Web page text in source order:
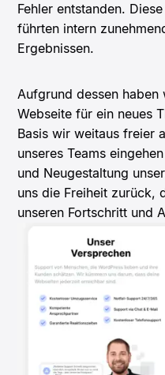
Fehler entstanden.
führten intern
Ergebnissen.
Aufgrund dessen haben
Webseite für ein neues
Basis wir weitaus freier
unseres Teams
und Neugestaltung
uns die Freiheit zurück,
unseren Fortschritt und